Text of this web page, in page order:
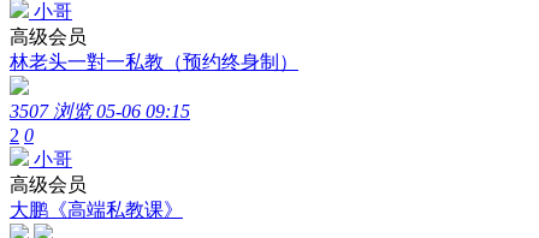
小哥
高级会员
林老头一對一私教（预约终身制）
3507 浏览 05-06 09:15
2 0
小哥
高级会员
大鹏《高端私教课》